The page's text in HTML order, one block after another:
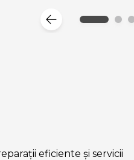
eficiente și servicii